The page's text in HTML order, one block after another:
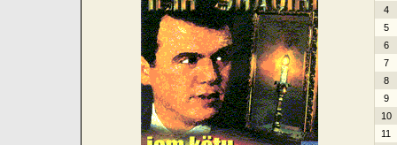
4
5
6
7
8
9
10
11